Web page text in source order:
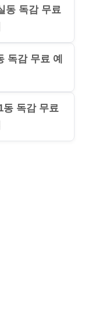
동 독감 무료
독감 무료 예
동 독감 무료